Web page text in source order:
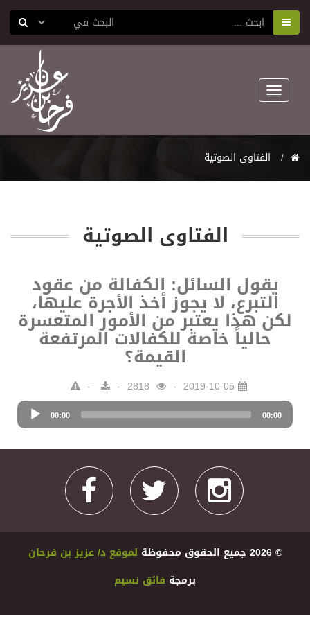
Toggle
navigation
الفتاوى الصوتية
الفتاوى الصوتية
يقول السائل: الكفالة من عقود
التبرع، لا يجوز أخذ الأجرة عليها،
لكن هذا يعتبر من الأمور المتعسرة
حالياً خاصة للكفالات المرتفعة
القيمة؟
2019-10-05
Audio
Player
00:00 00:00
© 2026 ﺟﻤﻴﻊ اﻟﺤﻘﻮﻕ ﻣﺤﻔﻮﻇﺔ
ﻟﻤﻮﻗﻊ ﺩ/ ﻋﺰﻳﺰ ﺑﻦ ﻓﺮﺣﺎﻥ
ﺑﺮﻣﺠﺔ ﻓﺎﺋﻖ ﻧﺴﻴﻢ